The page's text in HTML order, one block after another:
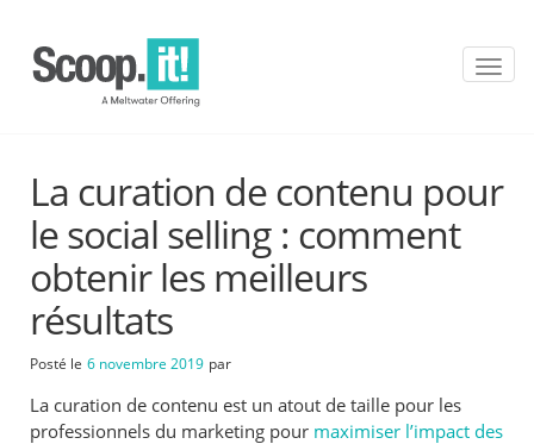
T
e
n
n
La curation de contenu pour
le social selling : comment
obtenir les meilleurs
résultats
Posté le 6 novembre 2019 par
La curation de contenu est un atout de taille pour les
professionnels du marketing pour maximiser l’impact des